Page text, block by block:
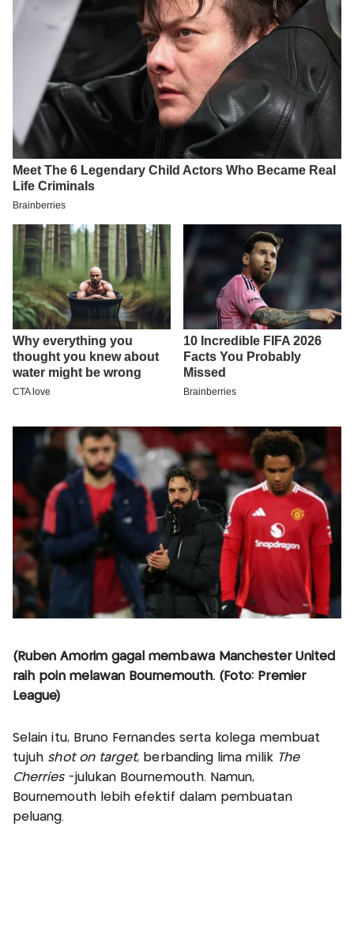
(Ruben Amorim gagal membawa Manchester United
raih poin melawan Bournemouth. (Foto: Premier
League)
Selain itu, Bruno Fernandes serta kolega membuat
tujuh shot on target, berbanding lima milik The
Cherries -julukan Bournemouth. Namun,
Bournemouth lebih efektif dalam pembuatan
peluang.